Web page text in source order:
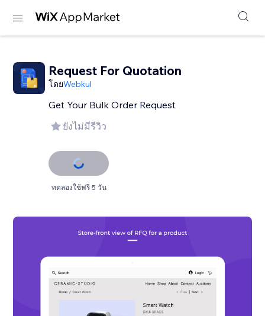
Request For Quotation
โดยWebkul
Get Your Bulk Order Request
ยังไม่มีรีวิว
ทดลองใช้ฟรี 5 วัน